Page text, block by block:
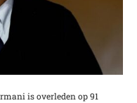
is overleden op 91